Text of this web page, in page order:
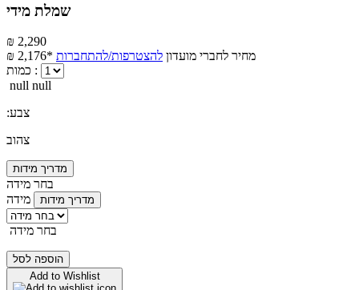
שמלת מידי
₪ 2,290
₪ 2,176*
מחיר לחברי מועדון להצטרפות/להתחברות
כמות :
null null
:צבע
צהוב
מדריך מידות
בחר מידה
מידה
מדריך מידות
בחר מידה
הוספה לסל
Add to Wishlist